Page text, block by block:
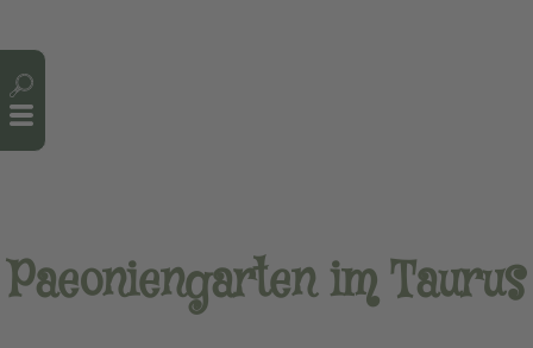
Paeoniengarten im Taurus